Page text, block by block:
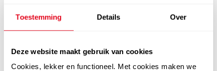
Toestemming Details Over
Deze website maakt gebruik van cookies
Cookies, lekker en functioneel. Met cookies maken we